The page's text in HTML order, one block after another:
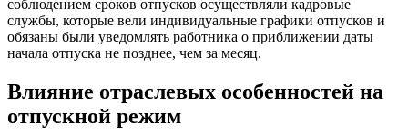
соблюдением сроков отпусков осуществляли кадровые
службы, которые вели индивидуальные графики отпусков и
обязаны были уведомлять работника о приближении даты
начала отпуска не позднее, чем за месяц.
Влияние отраслевых особенностей на
отпускной режим